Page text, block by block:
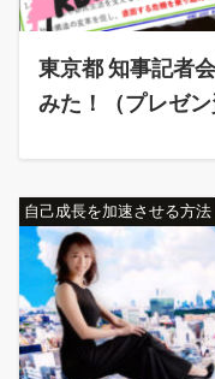
東京都 知事記者
みた！（プレゼン
自己成長を加速させる方法